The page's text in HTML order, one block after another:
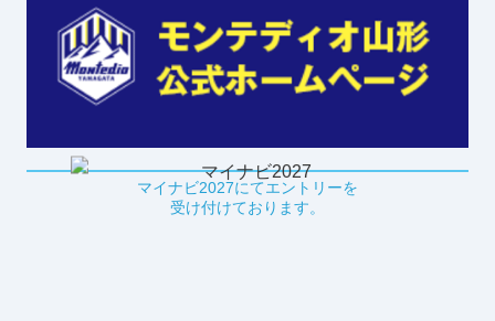
マイナビ2027にてエントリーを
受け付けております。